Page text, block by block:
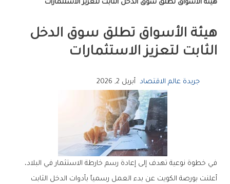
الرئيسية
‮‬هيئة‭ ‬الأسواق‮‬‭ ‬تطلق‭ ‬سوق‭ ‬الدخل‭ ‬الثابت‭ ‬لتعزيز‭ ‬الاستثمارات
‬الثابت‭ ‬لتعزيز‭ ‬الاستثمارات
جريدة عالم الاقتصاد أبريل 2, 2026
في خطوة نوعية تهدف إلى إعادة رسم خارطة الاستثمار في البلاد،
أعلنت بورصة الكويت عن بدء العمل رسمياً بأدوات الدخل الثابت